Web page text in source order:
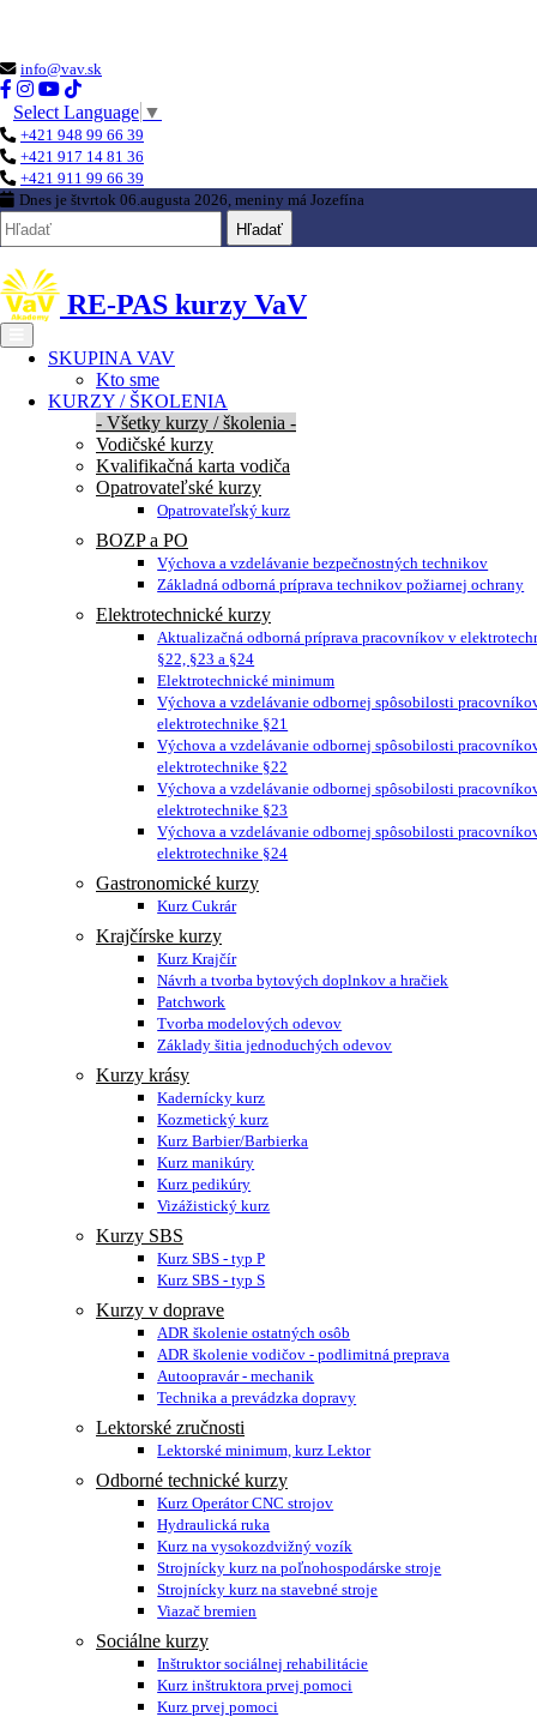
info@vav.sk
Select Language ▼
+421 948 99 66 39
+421 917 14 81 36
+421 911 99 66 39
Dnes je štvrtok 06.augusta 2026, meniny má Jozefína
Hľadať
RE-PAS kurzy VaV
SKUPINA VAV
Kto sme
KURZY / ŠKOLENIA
- Všetky kurzy / školenia -
Vodičské kurzy
Kvalifikačná karta vodiča
Opatrovateľské kurzy
Opatrovateľský kurz
BOZP a PO
Výchova a vzdelávanie bezpečnostných technikov
Základná odborná príprava technikov požiarnej ochrany
Elektrotechnické kurzy
Aktualizačná odborná príprava pracovníkov v
§22, §23 a §24
Elektrotechnické minimum
Výchova a vzdelávanie odbornej spôsobilosti
elektrotechnike §21
Výchova a vzdelávanie odbornej spôsobilosti
elektrotechnike §22
Výchova a vzdelávanie odbornej spôsobilosti
elektrotechnike §23
Výchova a vzdelávanie odbornej spôsobilosti
elektrotechnike §24
Gastronomické kurzy
Kurz Cukrár
Krajčírske kurzy
Kurz Krajčír
Návrh a tvorba bytových doplnkov a hračiek
Patchwork
Tvorba modelových odevov
Základy šitia jednoduchých odevov
Kurzy krásy
Kadernícky kurz
Kozmetický kurz
Kurz Barbier/Barbierka
Kurz manikúry
Kurz pedikúry
Vizážistický kurz
Kurzy SBS
Kurz SBS - typ P
Kurz SBS - typ S
Kurzy v doprave
ADR školenie ostatných osôb
ADR školenie vodičov - podlimitná preprava
Autoopravár - mechanik
Technika a prevádzka dopravy
Lektorské zručnosti
Lektorské minimum, kurz Lektor
Odborné technické kurzy
Kurz Operátor CNC strojov
Hydraulická ruka
Kurz na vysokozdvižný vozík
Strojnícky kurz na poľnohospodárske stroje
Strojnícky kurz na stavebné stroje
Viazač bremien
Sociálne kurzy
Inštruktor sociálnej rehabilitácie
Kurz inštruktora prvej pomoci
Kurz prvej pomoci